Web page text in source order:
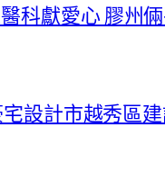
科獻愛心 膠州
宅設計市越秀區